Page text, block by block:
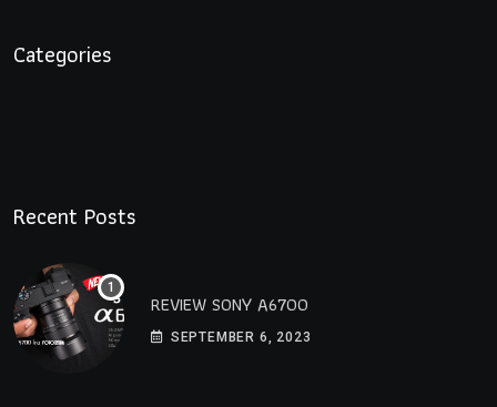
Categories
Recent Posts
REVIEW SONY A6700
SEPTEMBER 6, 2023